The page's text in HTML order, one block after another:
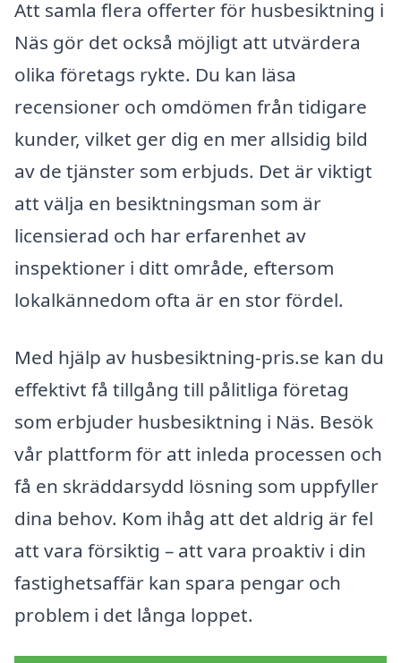
Att samla flera offerter för husbesiktning i
Näs gör det också möjligt att utvärdera
olika företags rykte. Du kan läsa
recensioner och omdömen från tidigare
kunder, vilket ger dig en mer allsidig bild
av de tjänster som erbjuds. Det är viktigt
att välja en besiktningsman som är
licensierad och har erfarenhet av
inspektioner i ditt område, eftersom
lokalkännedom ofta är en stor fördel.
Med hjälp av husbesiktning-pris.se kan du
effektivt få tillgång till pålitliga företag
som erbjuder husbesiktning i Näs. Besök
vår plattform för att inleda processen och
få en skräddarsydd lösning som uppfyller
dina behov. Kom ihåg att det aldrig är fel
att vara försiktig – att vara proaktiv i din
fastighetsaffär kan spara pengar och
problem i det långa loppet.